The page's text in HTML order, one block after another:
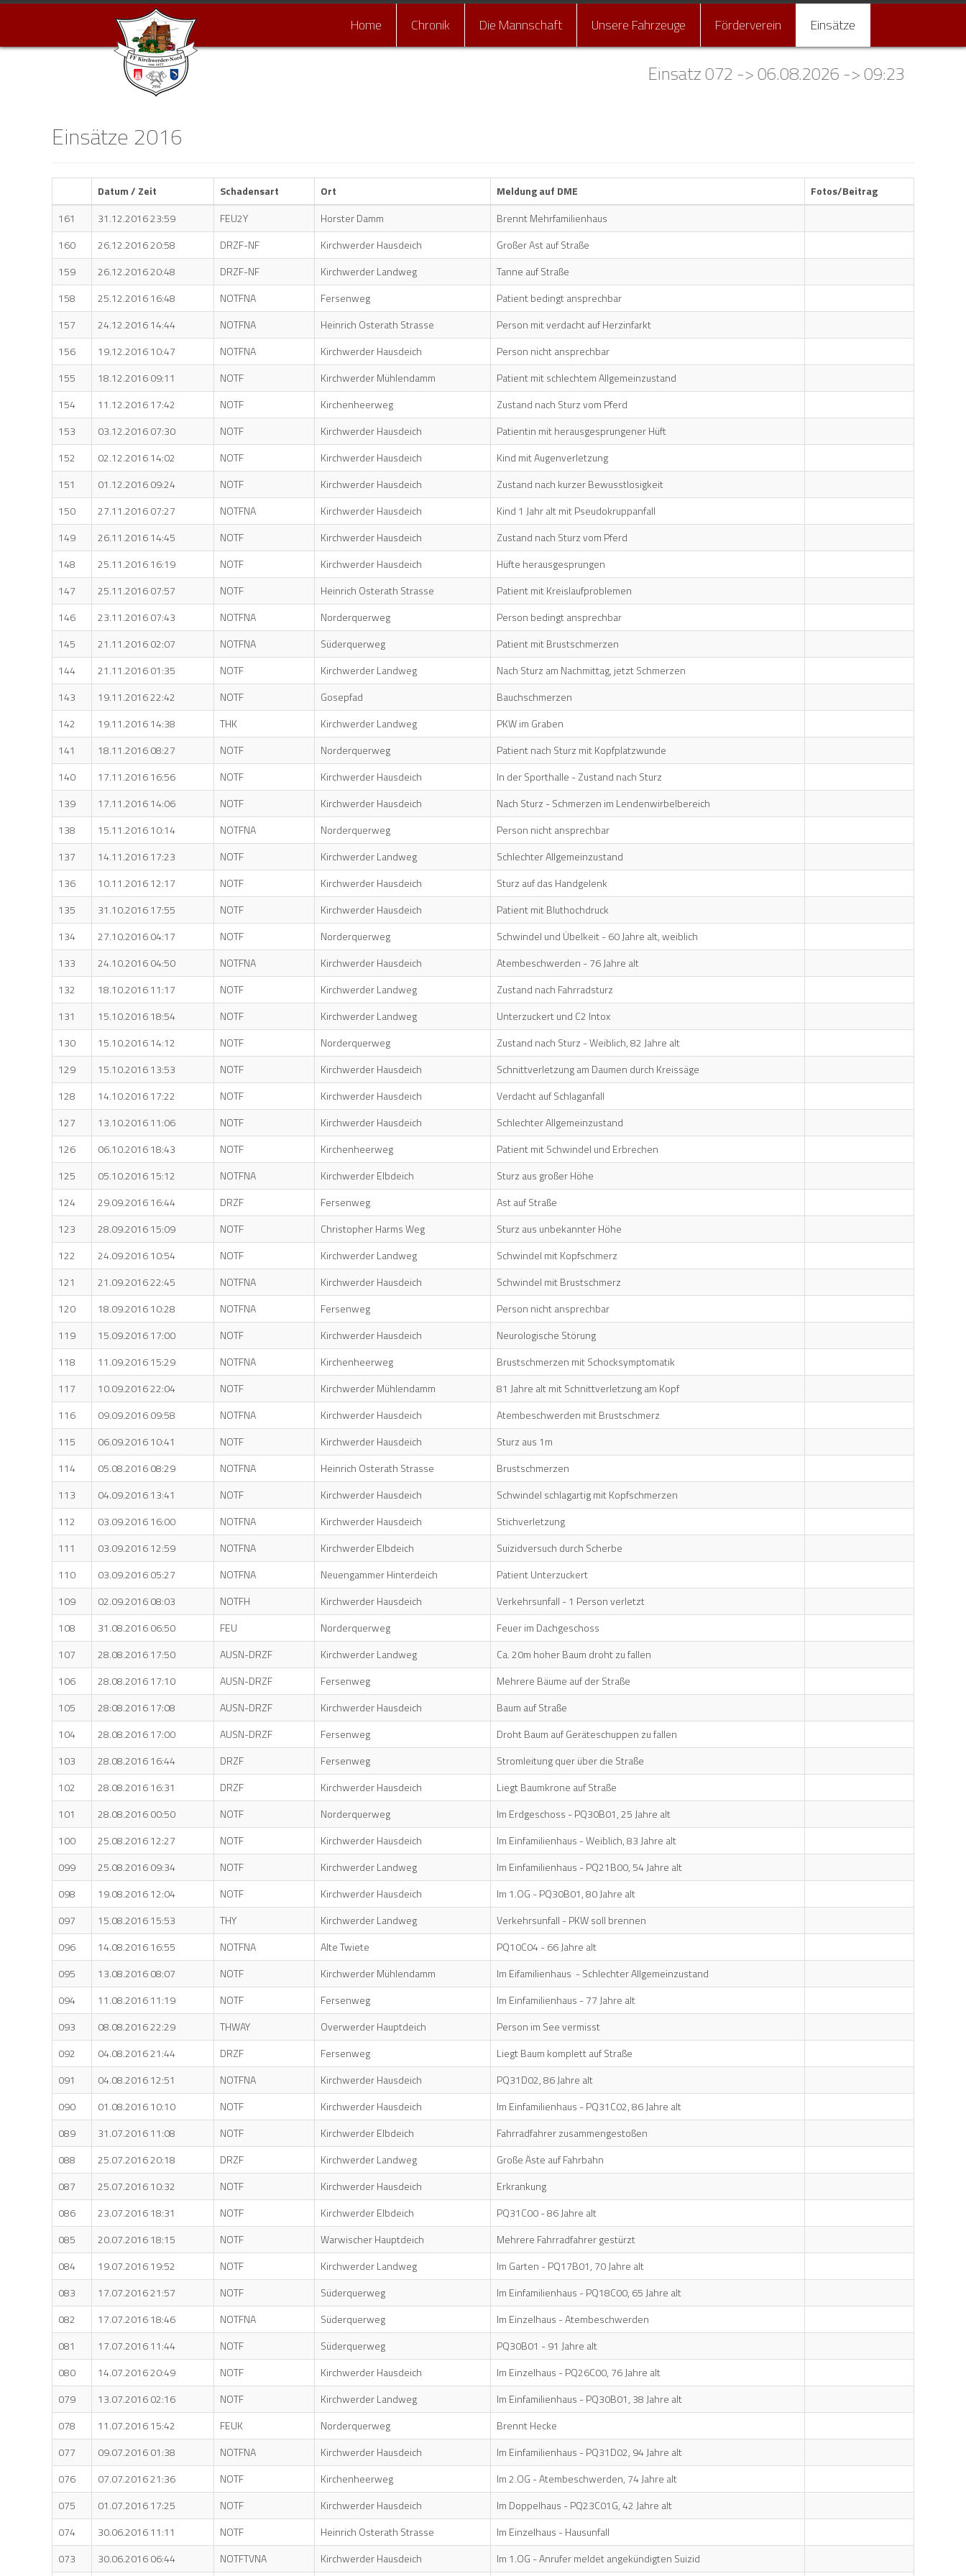
Home Chronik Die Mannschaft Unsere Fahrzeuge Förderverein Einsätze
Einsatz 072 -> 06.08.2026 -> 09:23 Uhr ->
Einsätze 2016
Datum / Zeit Schadensart Ort Meldung auf DME
Fotos/Beitrag
161
31.12.2016 23:59 FEU2Y Horster Damm
Brennt Mehrfamilienhaus
160
26.12.2016 20:58 DRZF-NF Kirchwerder Hausdeich
Großer Ast auf Straße
159
26.12.2016 20:48 DRZF-NF Kirchwerder Landweg
Tanne auf Straße
158
25.12.2016 16:48 NOTFNA Fersenweg
Patient bedingt ansprechbar
157
24.12.2016 14:44 NOTFNA Heinrich Osterath Strasse
Person mit verdacht auf Herzinfarkt
156
19.12.2016 10:47 NOTFNA Kirchwerder Hausdeich
Person nicht ansprechbar
155
18.12.2016 09:11 NOTF Kirchwerder Mühlendamm
Patient mit schlechtem Allgemeinzustand
154
11.12.2016 17:42 NOTF Kirchenheerweg
Zustand nach Sturz vom Pferd
153
03.12.2016 07:30 NOTF Kirchwerder Hausdeich
Patientin mit herausgesprungener Hüft
152
02.12.2016 14:02 NOTF Kirchwerder Hausdeich
Kind mit Augenverletzung
151
01.12.2016 09:24 NOTF Kirchwerder Hausdeich
Zustand nach kurzer Bewusstlosigkeit
150
27.11.2016 07:27 NOTFNA Kirchwerder Hausdeich
Kind 1 Jahr alt mit Pseudokruppanfall
149
26.11.2016 14:45 NOTF Kirchwerder Hausdeich
Zustand nach Sturz vom Pferd
148
25.11.2016 16:19 NOTF Kirchwerder Hausdeich
Hüfte herausgesprungen
147
25.11.2016 07:57 NOTF Heinrich Osterath Strasse
Patient mit Kreislaufproblemen
146
23.11.2016 07:43 NOTFNA Norderquerweg
Person bedingt ansprechbar
145
21.11.2016 02:07 NOTFNA Süderquerweg
Patient mit Brustschmerzen
144
21.11.2016 01:35 NOTF Kirchwerder Landweg
Nach Sturz am Nachmittag, jetzt Schmerzen
143
19.11.2016 22:42 NOTF Gosepfad
Bauchschmerzen
142
19.11.2016 14:38 THK Kirchwerder Landweg
PKW im Graben
141
18.11.2016 08:27 NOTF Norderquerweg
Patient nach Sturz mit Kopfplatzwunde
140
17.11.2016 16:56 NOTF Kirchwerder Hausdeich
In der Sporthalle - Zustand nach Sturz
139
17.11.2016 14:06 NOTF Kirchwerder Hausdeich
Nach Sturz - Schmerzen im Lendenwirbelbereich
138
15.11.2016 10:14 NOTFNA Norderquerweg
Person nicht ansprechbar
137
14.11.2016 17:23 NOTF Kirchwerder Landweg
Schlechter Allgemeinzustand
136
10.11.2016 12:17 NOTF Kirchwerder Hausdeich
Sturz auf das Handgelenk
135
31.10.2016 17:55 NOTF Kirchwerder Hausdeich
Patient mit Bluthochdruck
134
27.10.2016 04:17 NOTF Norderquerweg
Schwindel und Übelkeit - 60 Jahre alt, weiblich
133
24.10.2016 04:50 NOTFNA Kirchwerder Hausdeich
Atembeschwerden - 76 Jahre alt
132
18.10.2016 11:17 NOTF Kirchwerder Landweg
Zustand nach Fahrradsturz
131
15.10.2016 18:54 NOTF Kirchwerder Landweg
Unterzuckert und C2 Intox
130
15.10.2016 14:12 NOTF Norderquerweg
Zustand nach Sturz - Weiblich, 82 Jahre alt
129
15.10.2016 13:53 NOTF Kirchwerder Hausdeich
Schnittverletzung am Daumen durch Kreissäge
128
14.10.2016 17:22 NOTF Kirchwerder Hausdeich
Verdacht auf Schlaganfall
127
13.10.2016 11:06 NOTF Kirchwerder Hausdeich
Schlechter Allgemeinzustand
126
06.10.2016 18:43 NOTF Kirchenheerweg
Patient mit Schwindel und Erbrechen
125
05.10.2016 15:12 NOTFNA Kirchwerder Elbdeich
Sturz aus großer Höhe
124
29.09.2016 16:44 DRZF Fersenweg
Ast auf Straße
123
28.09.2016 15:09 NOTF Christopher Harms Weg
Sturz aus unbekannter Höhe
122
24.09.2016 10:54 NOTF Kirchwerder Landweg
Schwindel mit Kopfschmerz
121
21.09.2016 22:45 NOTFNA Kirchwerder Hausdeich
Schwindel mit Brustschmerz
120
18.09.2016 10:28 NOTFNA Fersenweg
Person nicht ansprechbar
119
15.09.2016 17:00 NOTF Kirchwerder Hausdeich
Neurologische Störung
118
11.09.2016 15:29 NOTFNA Kirchenheerweg
Brustschmerzen mit Schocksymptomatik
117
10.09.2016 22:04 NOTF Kirchwerder Mühlendamm
81 Jahre alt mit Schnittverletzung am Kopf
116
09.09.2016 09:58 NOTFNA Kirchwerder Hausdeich
Atembeschwerden mit Brustschmerz
115
06.09.2016 10:41 NOTF Kirchwerder Hausdeich
Sturz aus 1m
114
05.08.2016 08:29 NOTFNA Heinrich Osterath Strasse
Brustschmerzen
113
04.09.2016 13:41 NOTF Kirchwerder Hausdeich
Schwindel schlagartig mit Kopfschmerzen
112
03.09.2016 16:00 NOTFNA Kirchwerder Hausdeich
Stichverletzung
111
03.09.2016 12:59 NOTFNA Kirchwerder Elbdeich
Suizidversuch durch Scherbe
110
03.09.2016 05:27 NOTFNA Neuengammer Hinterdeich
Patient Unterzuckert
109
02.09.2016 08:03 NOTFH Kirchwerder Hausdeich
Verkehrsunfall - 1 Person verletzt
108
31.08.2016 06:50 FEU Norderquerweg
Feuer im Dachgeschoss
107
28.08.2016 17:50 AUSN-DRZF Kirchwerder Landweg
Ca. 20m hoher Baum droht zu fallen
106
28.08.2016 17:10 AUSN-DRZF Fersenweg
Mehrere Bäume auf der Straße
105
28:08.2016 17:08 AUSN-DRZF Kirchwerder Hausdeich
Baum auf Straße
104
28.08.2016 17:00 AUSN-DRZF Fersenweg
Droht Baum auf Geräteschuppen zu fallen
103
28.08.2016 16:44 DRZF Fersenweg
Stromleitung quer über die Straße
102
28.08.2016 16:31 DRZF Kirchwerder Hausdeich
Liegt Baumkrone auf Straße
101
28.08.2016 00:50 NOTF Norderquerweg
Im Erdgeschoss - PQ30B01, 25 Jahre alt
100
25.08.2016 12:27 NOTF Kirchwerder Hausdeich
Im Einfamilienhaus - Weiblich, 83 Jahre alt
099
25.08.2016 09:34 NOTF Kirchwerder Landweg
Im Einfamilienhaus - PQ21B00, 54 Jahre alt
098
19.08.2016 12:04 NOTF Kirchwerder Hausdeich
Im 1.OG - PQ30B01, 80 Jahre alt
097
15.08.2016 15:53 THY Kirchwerder Landweg
Verkehrsunfall - PKW soll brennen
096
14.08.2016 16:55 NOTFNA Alte Twiete
PQ10C04 - 66 Jahre alt
095
13.08.2016 08:07 NOTF Kirchwerder Mühlendamm
Im Eifamilienhaus - Schlechter Allgemeinzustand
094
11.08.2016 11:19 NOTF Fersenweg
Im Einfamilienhaus - 77 Jahre alt
093
08.08.2016 22:29 THWAY Overwerder Hauptdeich
Person im See vermisst
092
04.08.2016 21:44 DRZF Fersenweg
Liegt Baum komplett auf Straße
091
04.08.2016 12:51 NOTFNA Kirchwerder Hausdeich
PQ31D02, 86 Jahre alt
090
01.08.2016 10:10 NOTF Kirchwerder Hausdeich
Im Einfamilienhaus - PQ31C02, 86 Jahre alt
089
31.07.2016 11:08 NOTF Kirchwerder Elbdeich
Fahrradfahrer zusammengestoßen
088
25.07.2016 20:18 DRZF Kirchwerder Landweg
Große Äste auf Fahrbahn
087
25.07.2016 10:32 NOTF Kirchwerder Hausdeich
Erkrankung
086
23.07.2016 18:31 NOTF Kirchwerder Elbdeich
PQ31C00 - 86 Jahre alt
085
20.07.2016 18:15 NOTF Warwischer Hauptdeich
Mehrere Fahrradfahrer gestürzt
084
19.07.2016 19:52 NOTF Kirchwerder Landweg
Im Garten - PQ17B01, 70 Jahre alt
083
17.07.2016 21:57 NOTF Süderquerweg
Im Einfamilienhaus - PQ18C00, 65 Jahre alt
082
17.07.2016 18:46 NOTFNA Süderquerweg
Im Einzelhaus - Atembeschwerden
081
17.07.2016 11:44 NOTF Süderquerweg
PQ30B01 - 91 Jahre alt
080
14.07.2016 20:49 NOTF Kirchwerder Hausdeich
Im Einzelhaus - PQ26C00, 76 Jahre alt
079
13.07.2016 02:16 NOTF Kirchwerder Landweg
Im Einfamilienhaus - PQ30B01, 38 Jahre alt
078
11.07.2016 15:42 FEUK Norderquerweg
Brennt Hecke
077
09.07.2016 01:38 NOTFNA Kirchwerder Hausdeich
Im Einfamilienhaus - PQ31D02, 94 Jahre alt
076
07.07.2016 21:36 NOTF Kirchenheerweg
Im 2.OG - Atembeschwerden, 74 Jahre alt
075
01.07.2016 17:25 NOTF Kirchwerder Hausdeich
Im Doppelhaus - PQ23C01G, 42 Jahre alt
074
30.06.2016 11:11 NOTF Heinrich Osterath Strasse
Im Einzelhaus - Hausunfall
073
30.06.2016 06:44 NOTFTVNA Kirchwerder Hausdeich Im 1.OG - Anrufer meldet angekündigten Suizid